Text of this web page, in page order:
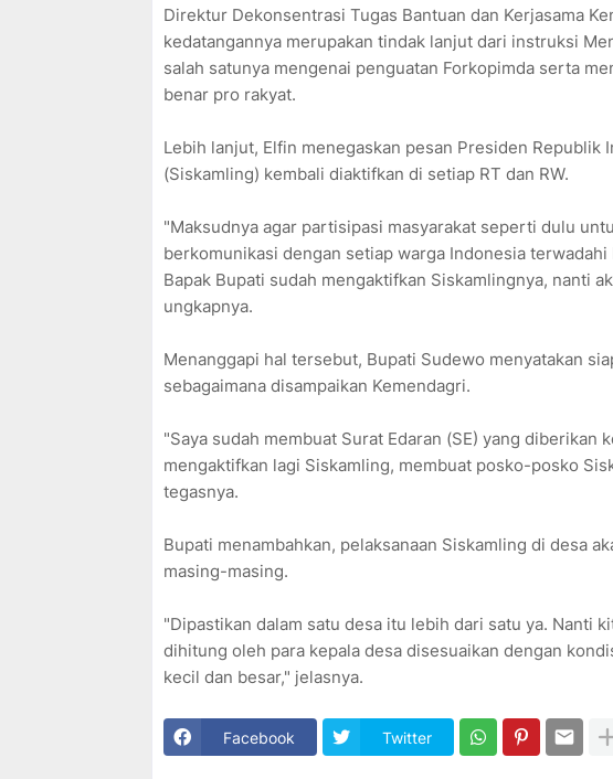
Direktur Dekonsentrasi Tugas Bantuan dan Kerjasama
kedatangannya merupakan tindak lanjut dari instruksi
salah satunya mengenai penguatan Forkopimda serta
benar pro rakyat.
Lebih lanjut, Elfin menegaskan pesan Presiden Republik
(Siskamling) kembali diaktifkan di setiap RT dan RW.
"Maksudnya agar partisipasi masyarakat seperti dulu
berkomunikasi dengan setiap warga Indonesia
Bapak Bupati sudah mengaktifkan Siskamlingnya, nanti
ungkapnya.
Menanggapi hal tersebut, Bupati Sudewo menyatakan
sebagaimana disampaikan Kemendagri.
"Saya sudah membuat Surat Edaran (SE) yang diberikan
mengaktifkan lagi Siskamling, membuat posko-posko
tegasnya.
Bupati menambahkan, pelaksanaan Siskamling di desa
masing-masing.
"Dipastikan dalam satu desa itu lebih dari satu ya. Nanti
dihitung oleh para kepala desa disesuaikan dengan
kecil dan besar," jelasnya.
Facebook Twitter